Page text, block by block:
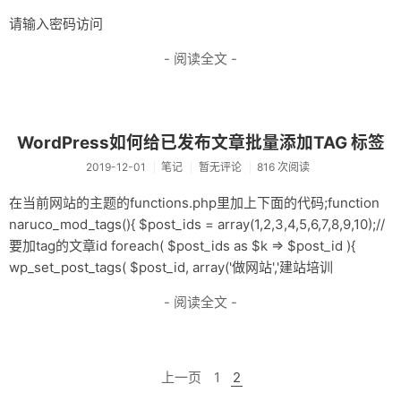
请输入密码访问
- 阅读全文 -
WordPress如何给已发布文章批量添加TAG 标签
2019-12-01 笔记 暂无评论 816 次阅读
在当前网站的主题的functions.php里加上下面的代码;function
naruco_mod_tags(){ $post_ids = array(1,2,3,4,5,6,7,8,9,10);//
要加tag的文章id foreach( $post_ids as $k => $post_id ){
wp_set_post_tags( $post_id, array('做网站','建站培训
- 阅读全文 -
上一页 1 2